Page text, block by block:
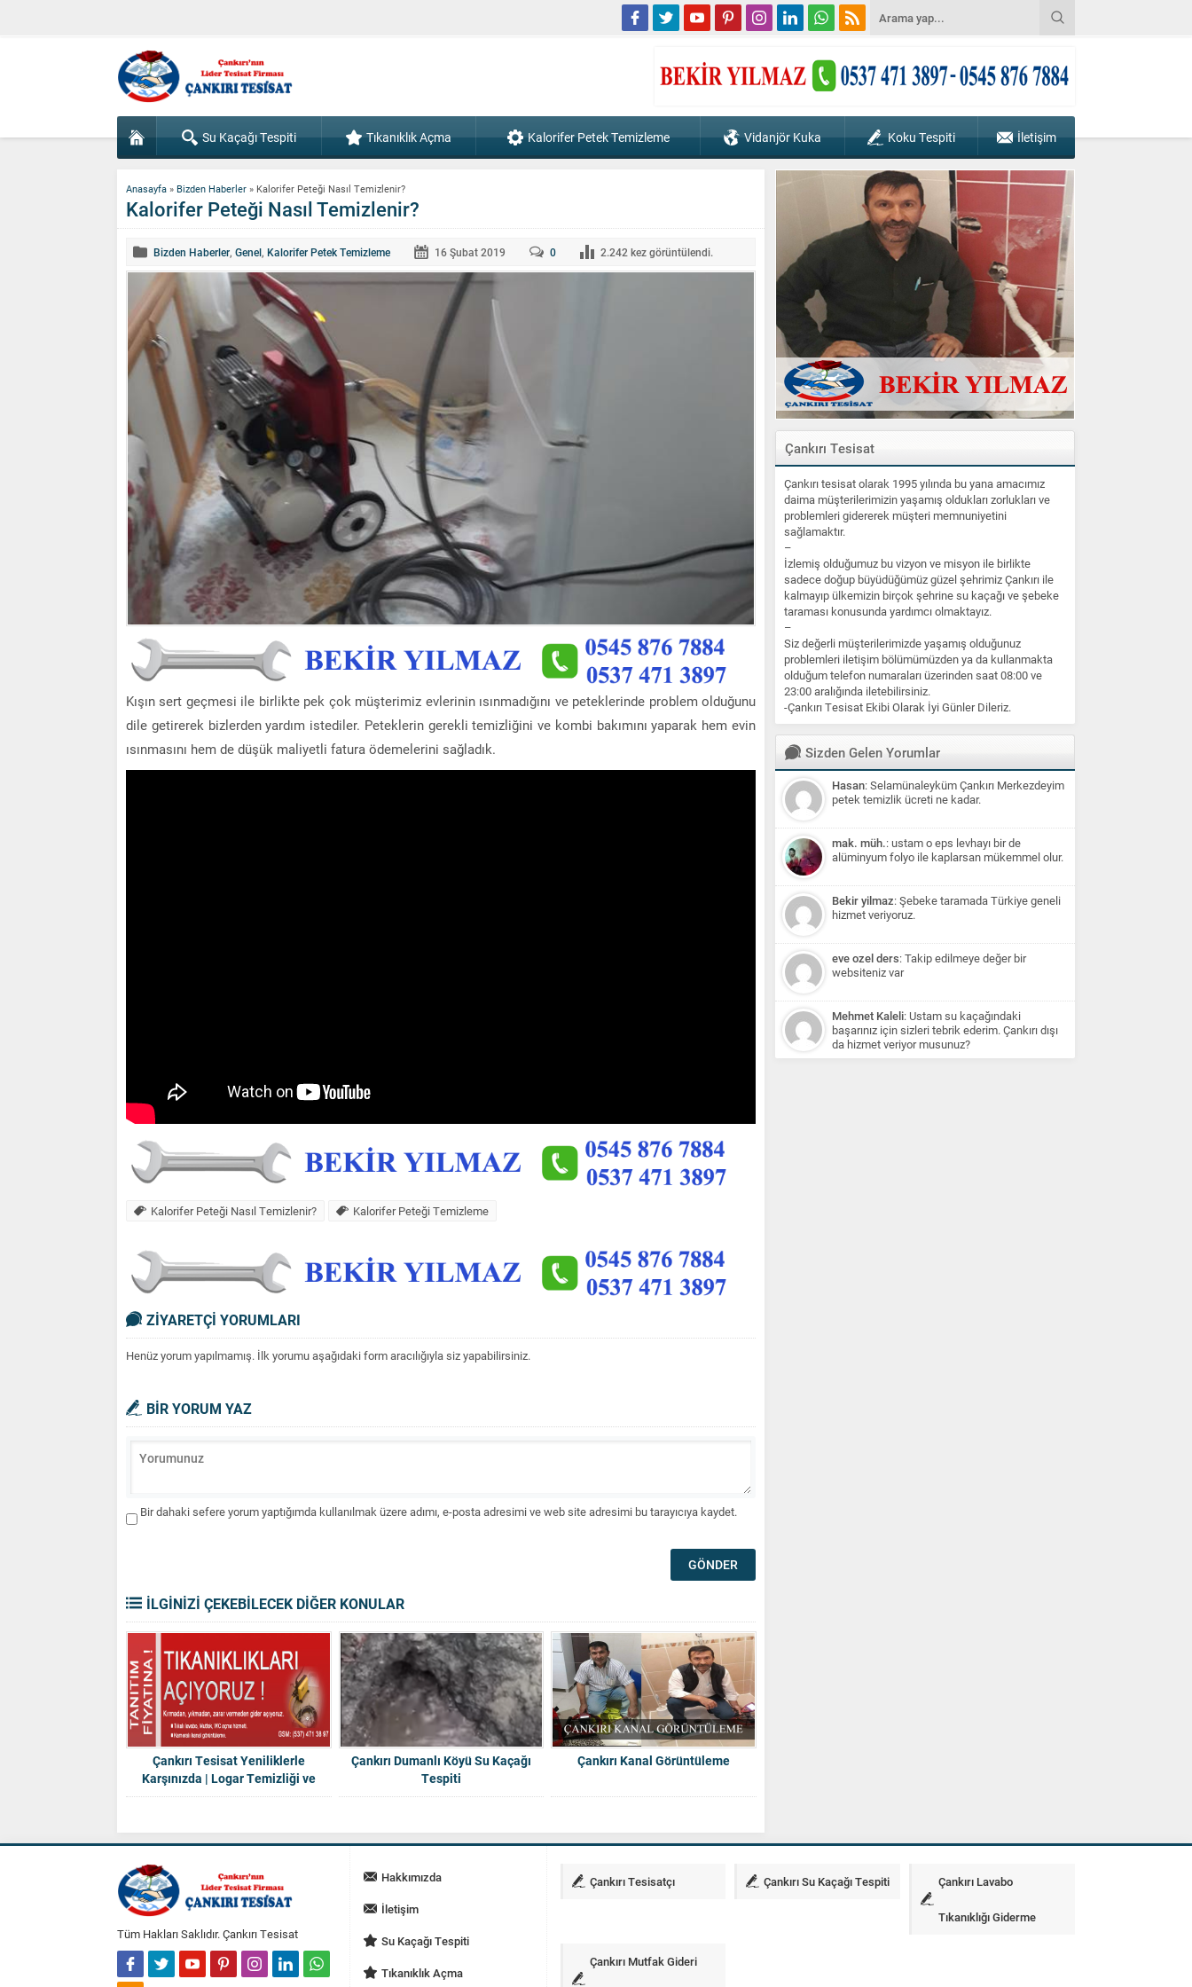
Su Kaçağı Tespiti Tıkanıklık Açma Kalorifer Petek Temizleme Vidanjör Kuka Koku Tespiti İletişim
Anasayfa » Bizden Haberler » Kalorifer Peteği Nasıl Temizlenir?
Kalorifer Peteği Nasıl Temizlenir?
Bizden Haberler, Genel, Kalorifer Petek Temizleme 16 Şubat2019 0 2.242 kez görüntülendi.
Kışın sert geçmesi ile birlikte pek çok müşterimiz evlerinin ısınmadığını ve peteklerinde problem olduğunu
dile getirerek bizlerden yardım istediler. Peteklerin gerekli temizliğini ve kombi bakımını yaparak hem evin
ısınmasını hem de düşük maliyetli fatura ödemelerini sağladık.
Kalorifer Peteği Nasıl Temizlenir? Kalorifer Peteği Temizleme
ZİYARETÇİ YORUMLARI
Henüz yorum yapılmamış. İlk yorumu aşağıdaki form aracılığıyla siz yapabilirsiniz.
BİR YORUM YAZ
Bir dahaki sefere yorum yaptığımda kullanılmak üzere adımı, e-posta adresimi ve web site adresimi bu tarayıcıya kaydet.
İLGİNİZİ ÇEKEBİLECEK DİĞER KONULAR
Çankırı Tesisat Yeniliklerle
Karşınızda | Logar Temizliği ve
Pimaş İçi Yıkama
Çankırı Dumanlı Köyü Su Kaçağı
Tespiti
Çankırı Kanal Görüntüleme
Çankırı Tesisat
Çankırı tesisat olarak 1995 yılında bu yana amacımız
daima müşterilerimizin yaşamış oldukları zorlukları ve
problemleri gidererek müşteri memnuniyetini
sağlamaktır.
–
İzlemiş olduğumuz bu vizyon ve misyon ile birlikte
sadece doğup büyüdüğümüz güzel şehrimiz Çankırı ile
kalmayıp ülkemizin birçok şehrine su kaçağı ve şebeke
taraması konusunda yardımcı olmaktayız.
–
Siz değerli müşterilerimizde yaşamış olduğunuz
problemleri iletişim bölümümüzden ya da kullanmakta
olduğum telefon numaraları üzerinden saat 08:00 ve
23:00 aralığında iletebilirsiniz.
-Çankırı Tesisat Ekibi Olarak İyi Günler Dileriz.
Sizden Gelen Yorumlar
Hasan: Selamünaleyküm Çankırı Merkezdeyim
petek temizlik ücreti ne kadar.
mak. müh.: ustam o eps levhayı bir de
alüminyum folyo ile kaplarsan mükemmel olur.
Bekir yilmaz: Şebeke taramada Türkiye geneli
hizmet veriyoruz.
eve ozel ders: Takip edilmeye değer bir
websiteniz var
Mehmet Kaleli: Ustam su kaçağındaki
başarınız için sizleri tebrik ederim. Çankırı dışı
da hizmet veriyor musunuz?
Tüm Hakları Saklıdır. Çankırı Tesisat
Hakkımızda
İletişim
Su Kaçağı Tespiti
Tıkanıklık Açma
Çankırı Tesisatçı Çankırı Su Kaçağı Tespiti Çankırı Lavabo
Tıkanıklığı Giderme
Çankırı Mutfak Gideri